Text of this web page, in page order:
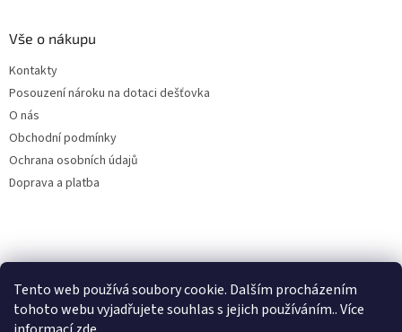
Tento web používá soubory cookie. Dalším procházením
tohoto webu vyjadřujete souhlas s jejich používáním.. Více
Vše o nákupu
Kontakty
Posouzení nároku na dotaci dešťovka
O nás
Obchodní podmínky
Ochrana osobních údajů
Doprava a platba
Filtry dešťové vody
Online